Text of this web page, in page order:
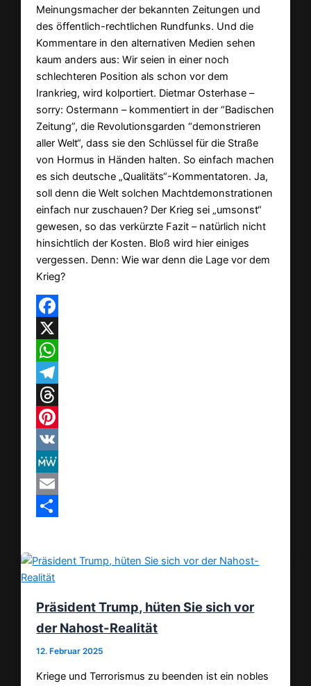
Meinungsmacher der bekannten Zeitungen und
des öffentlich-rechtlichen Rundfunks. Und die
Kommentare in den alternativen Medien sehen
kaum anders aus: Wir seien in einer noch
schlechteren Position als schon vor dem
Irankrieg, wird kolportiert. Dietmar Osterhase –
sorry: Ostermann – kommentiert in der “Badischen
Zeitung”, die Revolutionsgarden “demonstrieren
aller Welt“, dass sie den Schlüssel für die Straße
von Hormus in Händen halten. So einfach machen
es sich deutsche „Qualitäts“-Kommentatoren. Ja,
soll denn die Welt solchen Machtdemonstrationen
einfach nur zuschauen? Der Krieg sei „umsonst“
gewesen, so das verkürzte Fazit – natürlich nicht
hinsichtlich der Kosten. Bloß wird hier einiges
vergessen. Denn: Wie war denn die Lage vor dem
Krieg?
Facebook
X
WhatsApp
Telegram
Threads
Pinterest
VK
MeWe
Email
Präsident Trump, hüten Sie sich vor
der Nahost-Realität
12. Februar 2025
Kriege und Terrorismus zu beenden ist ein nobles